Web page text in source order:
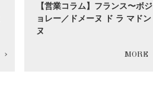
【営業コラム】フランス〜ボジ
ョレー／ドメーヌ ド ラ マドン
ヌ